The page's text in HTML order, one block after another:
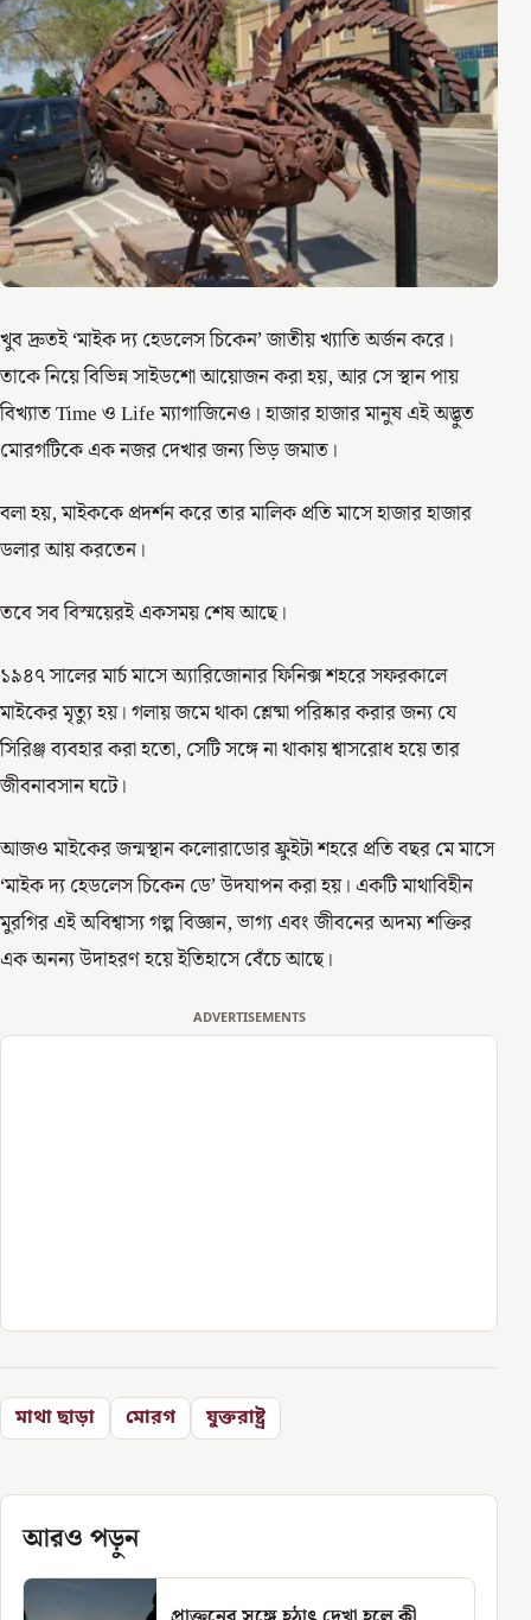
খুব দ্রুতই ‘মাইক দ্য হেডলেস চিকেন’ জাতীয় খ্যাতি অর্জন করে।
তাকে নিয়ে বিভিন্ন সাইডশো আয়োজন করা হয়, আর সে স্থান পায়
বিখ্যাত Time ও Life ম্যাগাজিনেও। হাজার হাজার মানুষ এই অদ্ভুত
মোরগটিকে এক নজর দেখার জন্য ভিড় জমাত।
বলা হয়, মাইককে প্রদর্শন করে তার মালিক প্রতি মাসে হাজার হাজার
ডলার আয় করতেন।
তবে সব বিস্ময়েরই একসময় শেষ আছে।
১৯৪৭ সালের মার্চ মাসে অ্যারিজোনার ফিনিক্স শহরে সফরকালে
মাইকের মৃত্যু হয়। গলায় জমে থাকা শ্লেষ্মা পরিষ্কার করার জন্য যে
সিরিঞ্জ ব্যবহার করা হতো, সেটি সঙ্গে না থাকায় শ্বাসরোধ হয়ে তার
জীবনাবসান ঘটে।
আজও মাইকের জন্মস্থান কলোরাডোর ফ্রুইটা শহরে প্রতি বছর মে মাসে
‘মাইক দ্য হেডলেস চিকেন ডে’ উদযাপন করা হয়। একটি মাথাবিহীন
মুরগির এই অবিশ্বাস্য গল্প বিজ্ঞান, ভাগ্য এবং জীবনের অদম্য শক্তির
এক অনন্য উদাহরণ হয়ে ইতিহাসে বেঁচে আছে।
ADVERTISEMENTS
মাথা ছাড়া মোরগ যুক্তরাষ্ট্র
আরও পড়ুন